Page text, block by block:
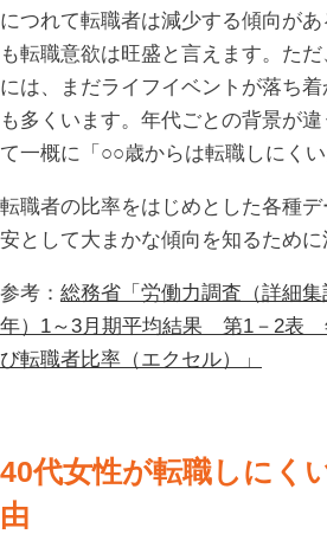
につれて転職者は減少する傾向が
も転職意欲は旺盛と言えます。た
には、まだライフイベントが落ち
も多くいます。年代ごとの背景が
て一概に「○○歳からは転職しにく
転職者の比率をはじめとした各種
安として大まかな傾向を知るために
参考： 総務省「労働力調査（詳細
年）1～3月期平均結果 第1－2表
び転職者比率（エクセル）」
40代女性が転職しにく
由